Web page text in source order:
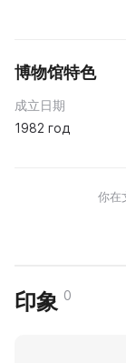
博物馆特色
成立日期
1982 год
你在
印象 0